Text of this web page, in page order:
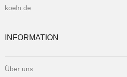
koeln.de
INFORMATION
Über uns